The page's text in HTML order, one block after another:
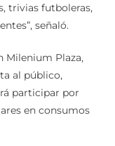
trivias futboleras,
señaló.
Milenium Plaza,
al público,
participar por
en consumos